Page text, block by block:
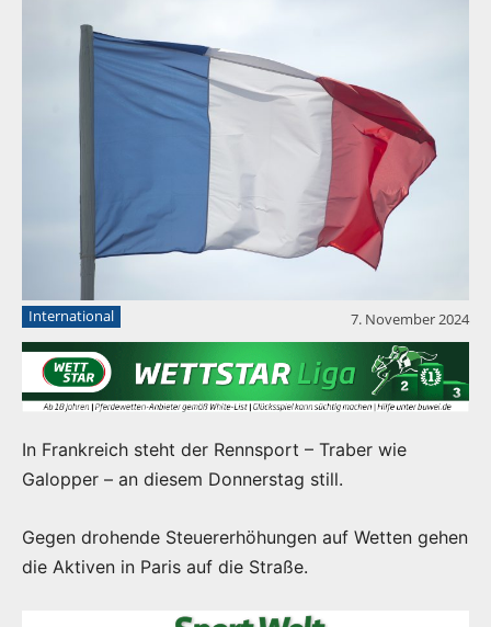
International 7. November 2024
In Frankreich steht der Rennsport – Traber wie
Galopper – an diesem Donnerstag still.
Gegen drohende Steuererhöhungen auf Wetten gehen
die Aktiven in Paris auf die Straße.